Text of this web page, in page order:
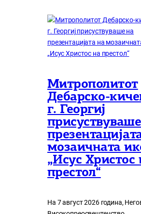
Митрополитот
Дебарско-
г. Георгиј
мозаичната
„Исус Христос
престол“
На 7 август 2026 година,